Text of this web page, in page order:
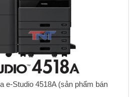
e-Studio 4518A (sản phẩm bán